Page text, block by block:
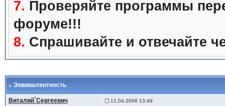
7. Проверяйте программы
форуме!!!
8. Спрашивайте и отвечайте
Эквивалентность
Виталий`Сергеевич 11.04.2006 13:49